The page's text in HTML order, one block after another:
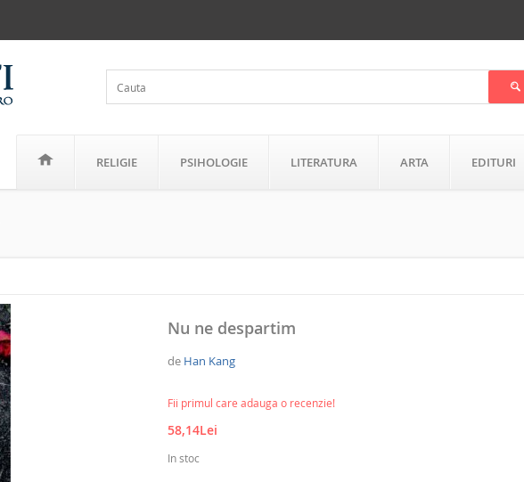
RELIGIE PSIHOLOGIE LITERATURA ARTA EDITURI
Nu ne despartim
de Han Kang
Fii primul care adauga o recenzie!
58,14Lei
In stoc